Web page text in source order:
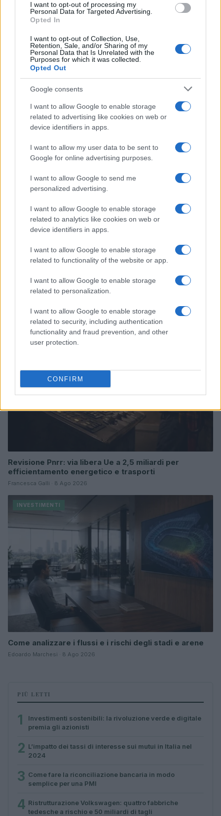
I want to opt-out of processing my
Personal Data for Targeted Advertising.
Opted In
I want to opt-out of Collection, Use,
Retention, Sale, and/or Sharing of my
Personal Data that Is Unrelated with the
Purposes for which it was collected.
Opted Out
Google consents
I want to allow Google to enable storage
related to advertising like cookies on web or
device identifiers in apps.
I want to allow my user data to be sent to
Google for online advertising purposes.
I want to allow Google to send me
personalized advertising.
I want to allow Google to enable storage
related to analytics like cookies on web or
device identifiers in apps.
I want to allow Google to enable storage
related to functionality of the website or app.
I want to allow Google to enable storage
related to personalization.
I want to allow Google to enable storage
related to security, including authentication
functionality and fraud prevention, and other
user protection.
CONFIRM
Continua a leggere
PMI in difficoltà: credito ridotto e burocrazia
inefficiente
INVESTIMENTI
Revisione Pnrr: via libera Ue a 2,5 miliardi per
efficientamento energetico e trasporti
Francesca Galli · 8 Ago 2026
INVESTIMENTI
Come analizzare i flussi e i rischi degli stadi e arene
Edoardo Marchesi · 8 Ago 2026
PIÙ LETTI
1
Investimenti sostenibili: la rivoluzione verde e digitale
premia gli azionisti
2 L’impatto dei tassi di interesse sui mutui in Italia nel
2024
3 Come fare la riconciliazione bancaria in modo
semplice per una PMI
4 Ristrutturazione Volkswagen: quattro fabbriche
tedesche a rischio e 50 miliardi di tagli